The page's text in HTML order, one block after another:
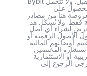
على
هنا من مصادر
فقط. ولا يُشكّل هذا
عرض لشراء أي أصل
الأصول الرقمية أو
أوضاعهم المالية
المختصين
أو الاستثمارية
الرجوع إلى